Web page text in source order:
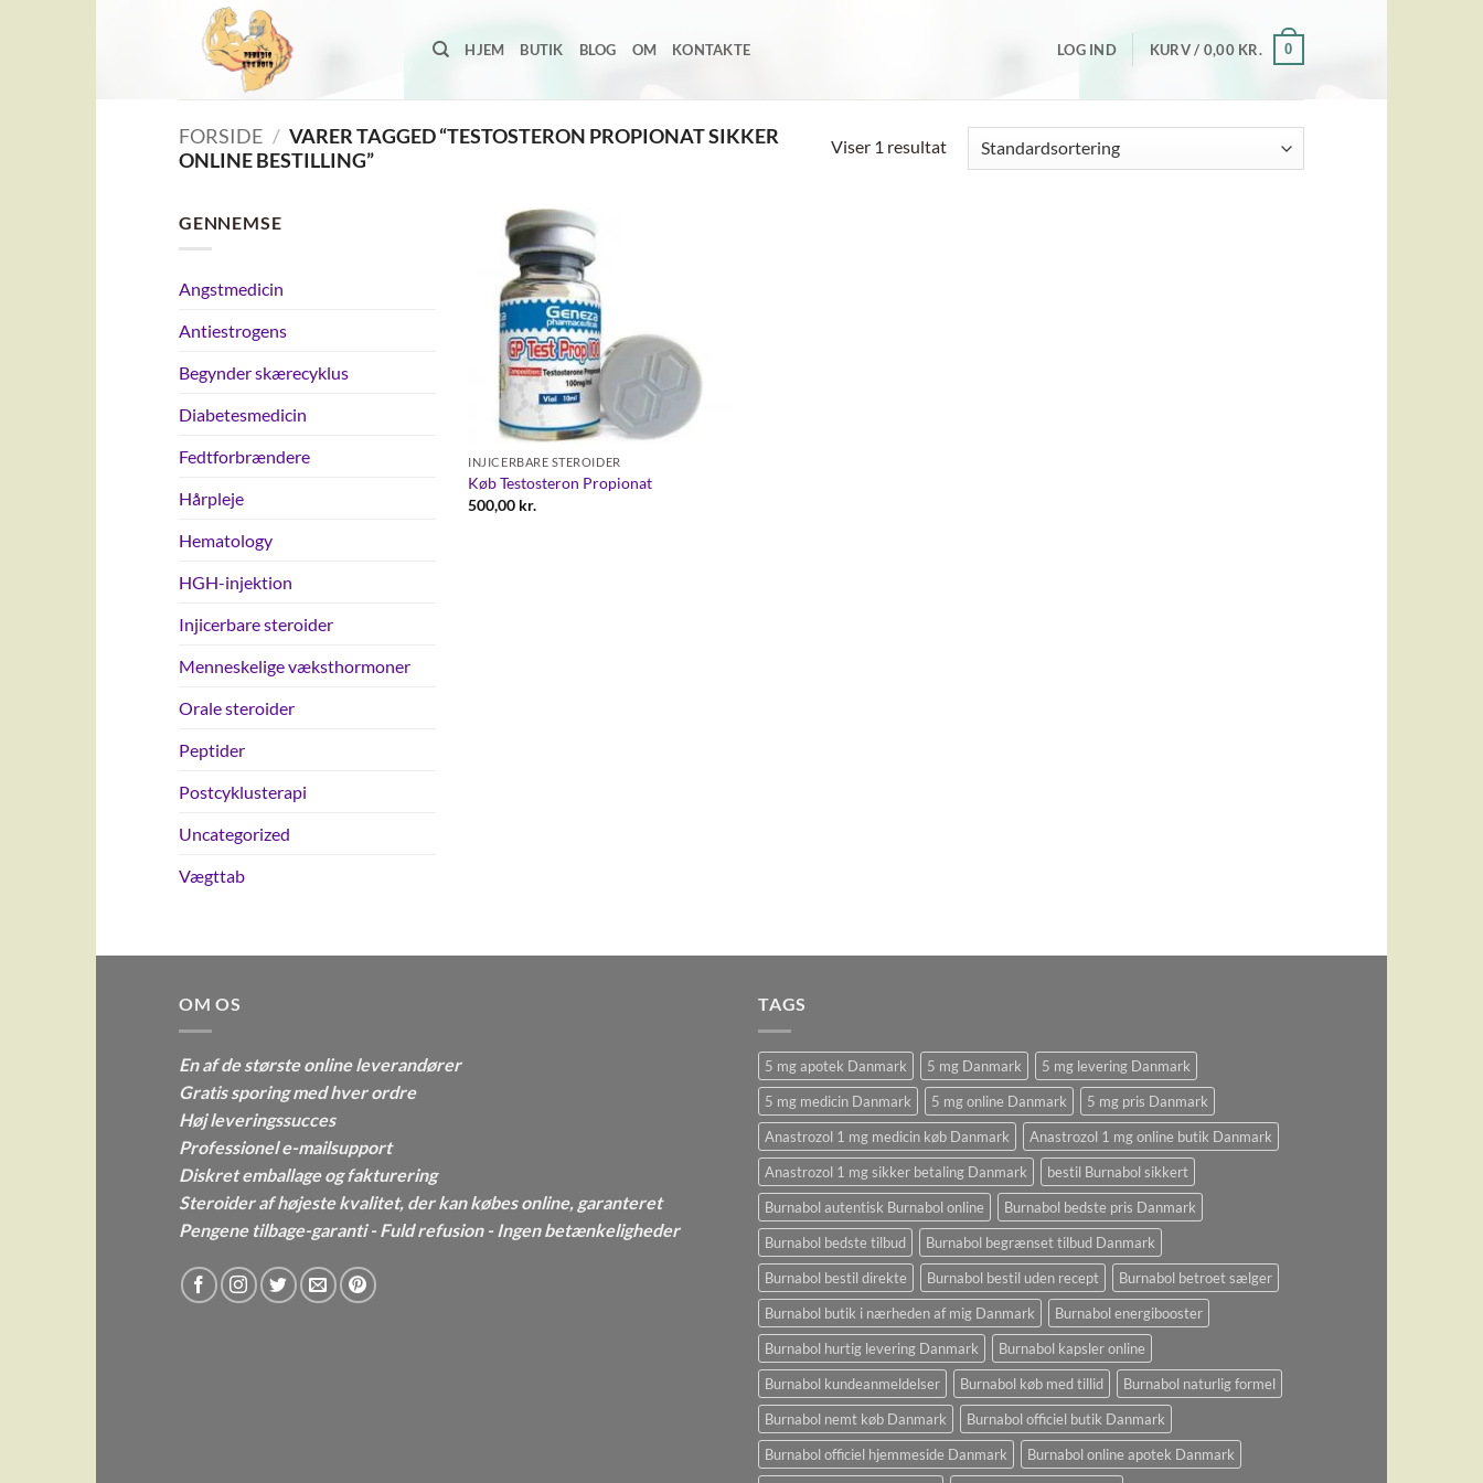
HJEM BUTIK BLOG OM KONTAKTE LOG IND KURV / 0,00 KR. 0
FORSIDE / VARER TAGGED “TESTOSTERON PROPIONAT SIKKER
ONLINE BESTILLING”
Viser 1 resultat
GENNEMSE
Angstmedicin
Antiestrogens
Begynder skærecyklus
Diabetesmedicin
Fedtforbrændere
Hårpleje
Hematology
HGH-injektion
Injicerbare steroider
Menneskelige væksthormoner
Orale steroider
Peptider
Postcyklusterapi
Uncategorized
Vægttab
INJICERBARE STEROIDER
Køb Testosteron Propionat
500,00 kr.
OM OS
En af de største online leverandører
Gratis sporing med hver ordre
Høj leveringssucces
Professionel e-mailsupport
Diskret emballage og fakturering
Steroider af højeste kvalitet, der kan købes online, garanteret
Pengene tilbage-garanti - Fuld refusion - Ingen betænkeligheder
TAGS
5 mg apotek Danmark 5 mg Danmark
5 mg levering Danmark
5 mg medicin Danmark
5 mg online Danmark
5 mg pris Danmark
Anastrozol 1 mg medicin køb Danmark
Anastrozol 1 mg online butik Danmark
Anastrozol 1 mg sikker betaling Danmark
bestil Burnabol sikkert
Burnabol autentisk Burnabol online
Burnabol bedste pris Danmark
Burnabol bedste tilbud
Burnabol begrænset tilbud Danmark
Burnabol bestil direkte
Burnabol bestil uden recept
Burnabol betroet sælger
Burnabol butik i nærheden af ​​mig Danmark
Burnabol energibooster
Burnabol hurtig levering Danmark
Burnabol kapsler online
Burnabol kundeanmeldelser
Burnabol køb med tillid
Burnabol naturlig formel
Burnabol nemt køb Danmark
Burnabol officiel butik Danmark
Burnabol officiel hjemmeside Danmark
Burnabol online apotek Danmark